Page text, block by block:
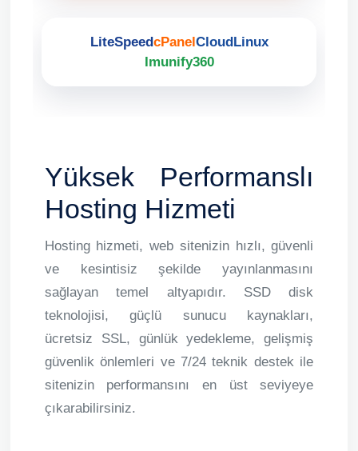
LiteSpeedcPanelCloudLinux
Imunify360
Yüksek Performanslı
Hosting Hizmeti
Hosting hizmeti, web sitenizin hızlı, güvenli
ve kesintisiz şekilde yayınlanmasını
sağlayan temel altyapıdır. SSD disk
teknolojisi, güçlü sunucu kaynakları,
ücretsiz SSL, günlük yedekleme, gelişmiş
güvenlik önlemleri ve 7/24 teknik destek ile
sitenizin performansını en üst seviyeye
çıkarabilirsiniz.